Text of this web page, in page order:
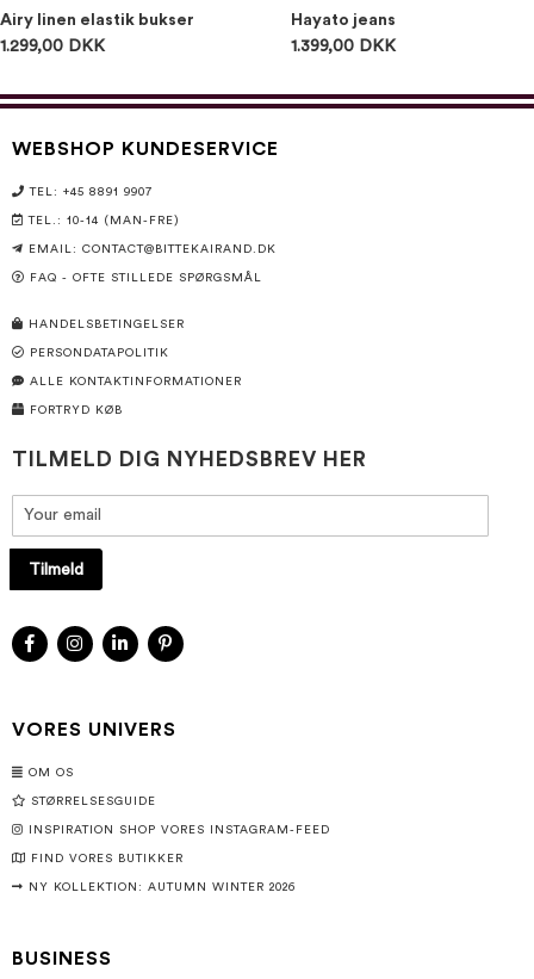
Airy linen elastik bukser
1.299,00 DKK
Hayato jeans
1.399,00 DKK
WEBSHOP KUNDESERVICE
TEL: +45 8891 9907
TEL.: 10-14 (MAN-FRE)
EMAIL: CONTACT@BITTEKAIRAND.DK
FAQ - OFTE STILLEDE SPØRGSMÅL
HANDELSBETINGELSER
PERSONDATAPOLITIK
ALLE KONTAKTINFORMATIONER
FORTRYD KØB
TILMELD DIG NYHEDSBREV HER
Tilmeld
VORES UNIVERS
OM OS
STØRRELSESGUIDE
INSPIRATION SHOP VORES INSTAGRAM-FEED
FIND VORES BUTIKKER
NY KOLLEKTION: AUTUMN WINTER 2026
BUSINESS